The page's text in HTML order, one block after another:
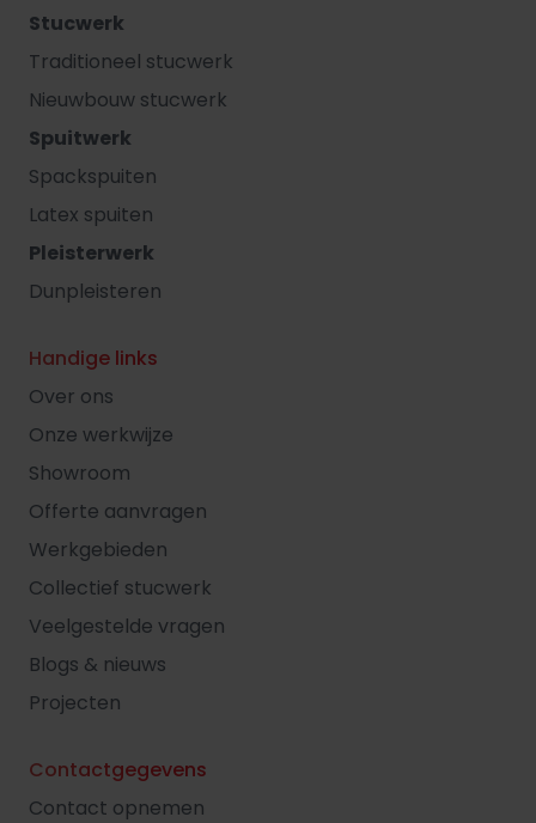
Stucwerk
Traditioneel stucwerk
Nieuwbouw stucwerk
Spuitwerk
Spackspuiten
Latex spuiten
Pleisterwerk
Dunpleisteren
Handige links
Over ons
Onze werkwijze
Showroom
Offerte aanvragen
Werkgebieden
Collectief stucwerk
Veelgestelde vragen
Blogs & nieuws
Projecten
Contactgegevens
Contact opnemen